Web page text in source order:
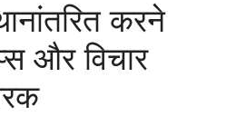
करने
और विचार